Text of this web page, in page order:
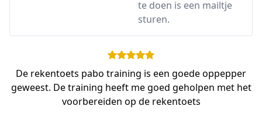
te doen is een mailtje
sturen.
De rekentoets pabo training is een goede oppepper
geweest. De training heeft me goed geholpen met het
voorbereiden op de rekentoets